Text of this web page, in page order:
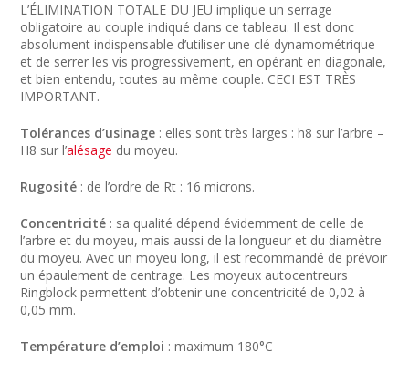
L’ÉLIMINATION TOTALE DU JEU implique un serrage
obligatoire au couple indiqué dans ce tableau. Il est donc
absolument indispensable d’utiliser une clé dynamométrique
et de serrer les vis progressivement, en opérant en diagonale,
et bien entendu, toutes au même couple. CECI EST TRÈS
IMPORTANT.
Tolérances d’usinage : elles sont très larges : h8 sur l’arbre –
H8 sur l’alésage du moyeu.
Rugosité : de l’ordre de Rt : 16 microns.
Concentricité : sa qualité dépend évidemment de celle de
l’arbre et du moyeu, mais aussi de la longueur et du diamètre
du moyeu. Avec un moyeu long, il est recommandé de prévoir
un épaulement de centrage. Les moyeux autocentreurs
Ringblock permettent d’obtenir une concentricité de 0,02 à
0,05 mm.
Température d’emploi : maximum 180°C